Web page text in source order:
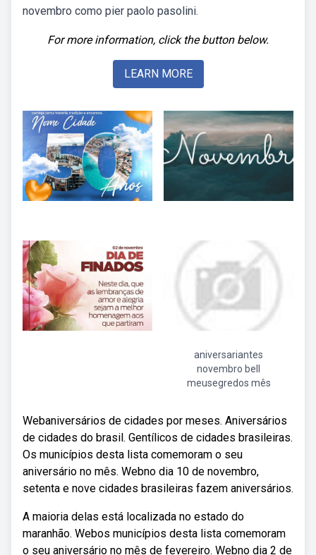
novembro como pier paolo pasolini.
For more information, click the button below.
LEARN MORE
aniversariantes
novembro bell
meusegredos mês
Webaniversários de cidades por meses. Aniversários
de cidades do brasil. Gentílicos de cidades brasileiras.
Os municípios desta lista comemoram o seu
aniversário no mês. Webno dia 10 de novembro,
setenta e nove cidades brasileiras fazem aniversários.
A maioria delas está localizada no estado do
maranhão. Webos municípios desta lista comemoram
o seu aniversário no mês de fevereiro. Webno dia 2 de